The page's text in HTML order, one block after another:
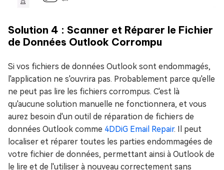
Solution 4 : Scanner et Réparer le Fichier
de Données Outlook Corrompu
Si vos fichiers de données Outlook sont endommagés,
l'application ne s'ouvrira pas. Probablement parce qu'elle
ne peut pas lire les fichiers corrompus. C'est là
qu'aucune solution manuelle ne fonctionnera, et vous
aurez besoin d'un outil de réparation de fichiers de
données Outlook comme 4DDiG Email Repair. Il peut
localiser et réparer toutes les parties endommagées de
votre fichier de données, permettant ainsi à Outlook de
le lire et de l'utiliser à nouveau correctement sans